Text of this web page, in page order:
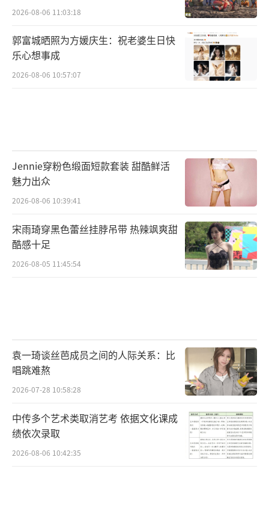
2026-08-06 11:03:18
郭富城晒照为方媛庆生：祝老婆生日快
乐心想事成
2026-08-06 10:57:07
Jennie穿粉色缎面短款套装 甜酷鲜活
魅力出众
2026-08-06 10:39:41
宋雨琦穿黑色蕾丝挂脖吊带 热辣飒爽甜
酷感十足
2026-08-05 11:45:54
袁一琦谈丝芭成员之间的人际关系：比
唱跳难熬
2026-07-28 10:58:28
中传多个艺术类取消艺考 依据文化课成
绩依次录取
2026-08-06 10:42:35